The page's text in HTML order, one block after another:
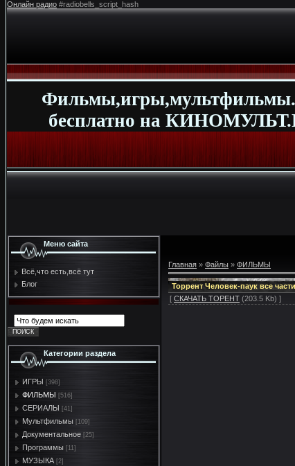
Онлайн радио #radiobells_script_hash
бесплатно на
Меню сайта
Всё,что есть,всё тут
Блог
Категории раздела
ИГРЫ [398]
ФИЛЬМЫ [516]
СЕРИАЛЫ [41]
Мультфильмы [109]
Документальное [25]
Программы [11]
МУЗЫКА [2]
Главная » Файлы » ФИЛЬМЫ
Торрент Человек-паук все части
[ СКАЧАТЬ ТОРЕНТ (203.5 Kb) ]